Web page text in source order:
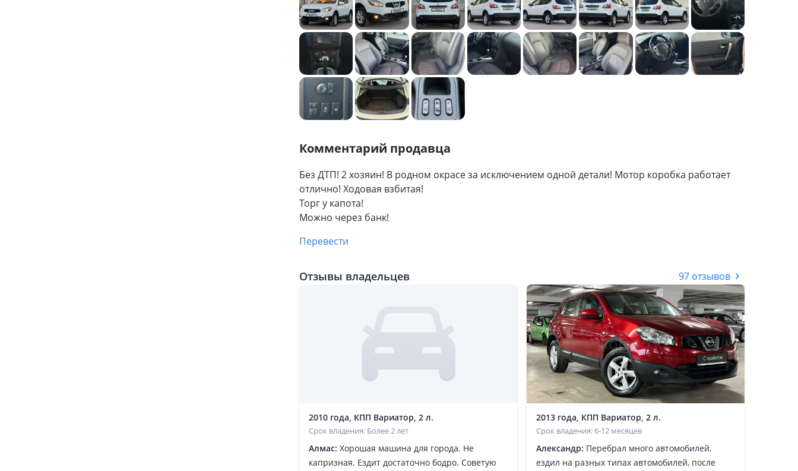
Комментарий продавца
Без ДТП! 2 хозяин! В родном окрасе за исключением одной детали! Мотор коробка работает
отлично! Ходовая взбитая!
Торг у капота!
Можно через банк!
Перевести
Отзывы владельцев 97 отзывов
2010 года, КПП Вариатор, 2 л.
Срок владения: Более 2 лет
Алмас: Хорошая машина для города. Не
капризная. Ездит достаточно бодро. Советую
2013 года, КПП Вариатор, 2 л.
Срок владения: 6-12 месяцев
Александр: Перебрал много автомобилей,
ездил на разных типах автомобилей, после